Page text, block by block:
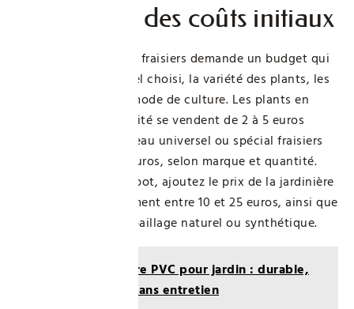
Évaluation des coûts initiaux
Démarrer un carré de fraisiers demande un budget qui
varie selon le matériel choisi, la variété des plants, les
amendements et le mode de culture. Les plants en
godet de bonne qualité se vendent de 2 à 5 euros
pièce. Un sac de terreau universel ou spécial fraisiers
coûte entre 8 et 15 euros, selon marque et quantité.
Pour une culture en pot, ajoutez le prix de la jardinière
ou du bac, généralement entre 10 et 25 euros, ainsi que
5 à 10 euros pour le paillage naturel ou synthétique.
Clôture PVC pour jardin : durable,
facile à poser et sans entretien